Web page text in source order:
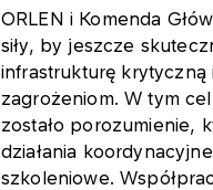
ORLEN i Komenda
siły, by jeszcze
infrastrukturę krytyczną
zagrożeniom. W tym
zostało porozumienie,
działania
szkoleniowe.